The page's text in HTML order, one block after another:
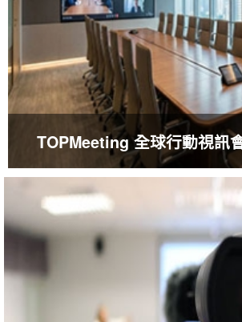
TOPMeeting 全球行動視訊